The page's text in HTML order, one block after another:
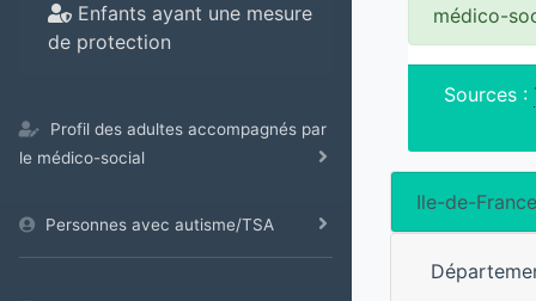
Enfants ayant une mesure
de protection
Profil des adultes accompagnés par
le médico-social
Personnes avec autisme/TSA
médico-
Sources :
Ile-de-France